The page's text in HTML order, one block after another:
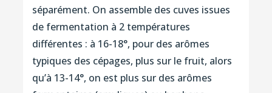
séparément. On assemble des cuves issues
de fermentation à 2 températures
différentes : à 16-18°, pour des arômes
typiques des cépages, plus sur le fruit, alors
qu’à 13-14°, on est plus sur des arômes